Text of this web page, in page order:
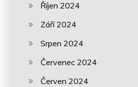
Říjen 2024
Září 2024
Srpen 2024
Červenec 2024
Červen 2024